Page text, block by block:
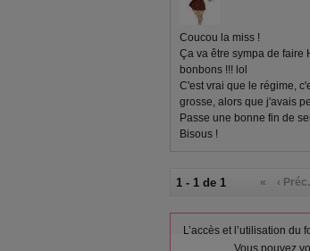
Coucou la miss !
Ça va être sympa de faire
bonbons !!! lol
C'est vrai que le régime,
grosse, alors que j'avais
Passe une bonne fin de
Bisous !
1 - 1 de 1 « ‹ Préc.
L’accès et l’utilisation
Vous pouvez